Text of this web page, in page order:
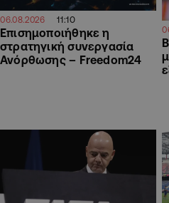
06.08.2026 11:10
Επισημοποιήθηκε η
στρατηγική συνεργασία
Ανόρθωσης – Freedom24